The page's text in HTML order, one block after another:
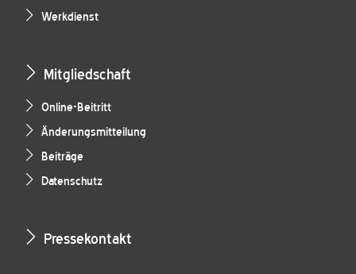
Werkdienst
Mitgliedschaft
Online-Beitritt
Änderungsmitteilung
Beiträge
Datenschutz
Pressekontakt